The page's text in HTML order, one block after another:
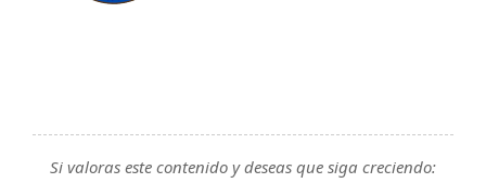
Si valoras este contenido y deseas que siga creciendo: